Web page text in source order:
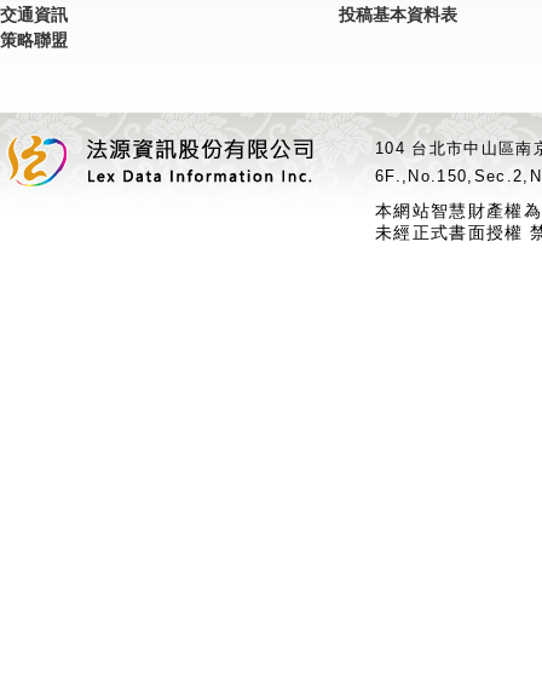
交通資訊
策略聯盟
投稿基本資料表
104 台北市中山區
本網站智慧財產權
未經正式書面授權